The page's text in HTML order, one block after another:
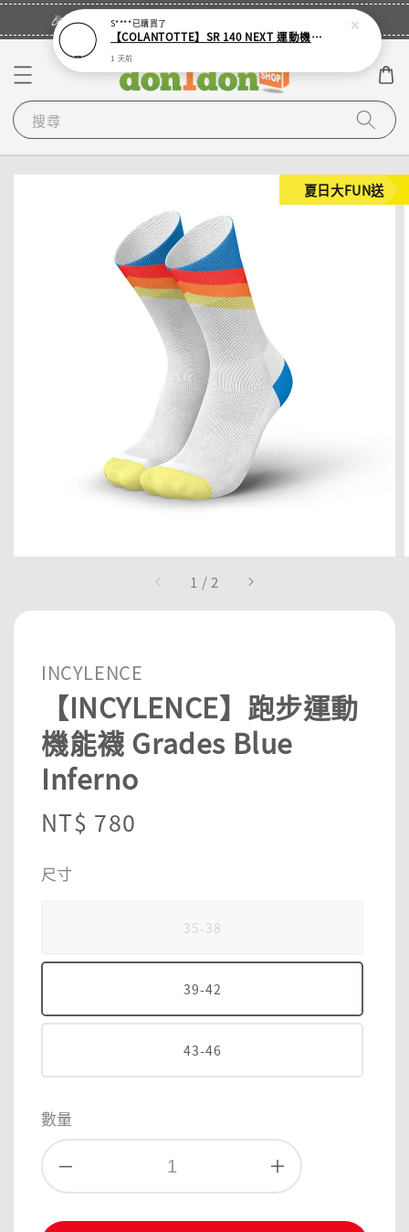
🎉登入會員・領取您的專屬折扣券！
搜尋
1 / 2
夏日大FUN送
INCYLENCE
【INCYLENCE】跑步運動
機能襪 Grades Blue
Inferno
Regular
NT$ 780
尺寸
35-38
39-42
43-46
數量
S****已購買了
【COLANTOTTE】SR 140 NEXT 運動機能磁石項圈
1 天前